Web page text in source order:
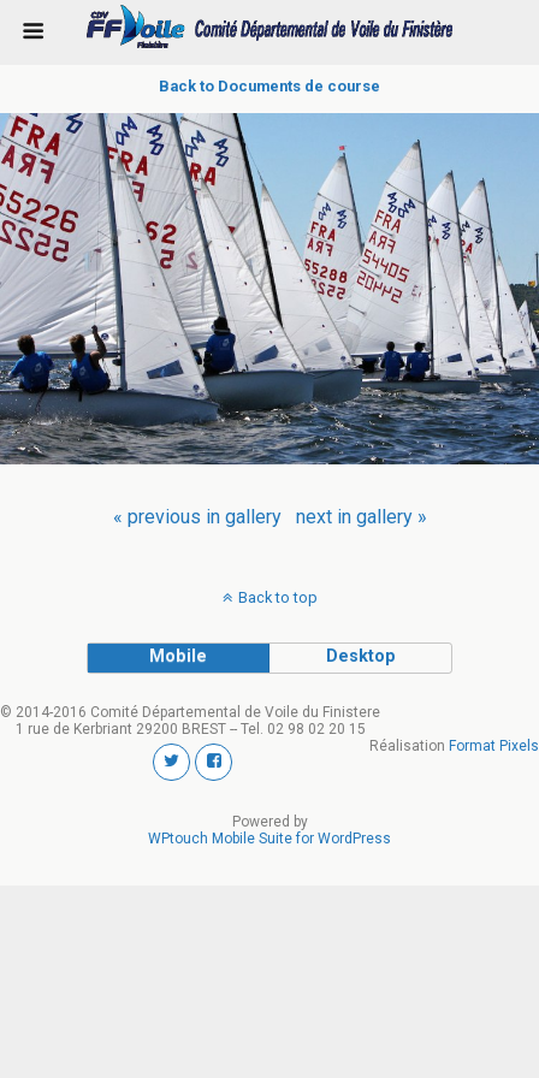
Back to Documents de course
« previous in gallery next in gallery »
Back to top
Mobile Desktop
© 2014-2016 Comité Départemental de Voile du Finistere
1 rue de Kerbriant 29200 BREST -- Tel. 02 98 02 20 15
Réalisation Format Pixels
Powered by
WPtouch Mobile Suite for WordPress